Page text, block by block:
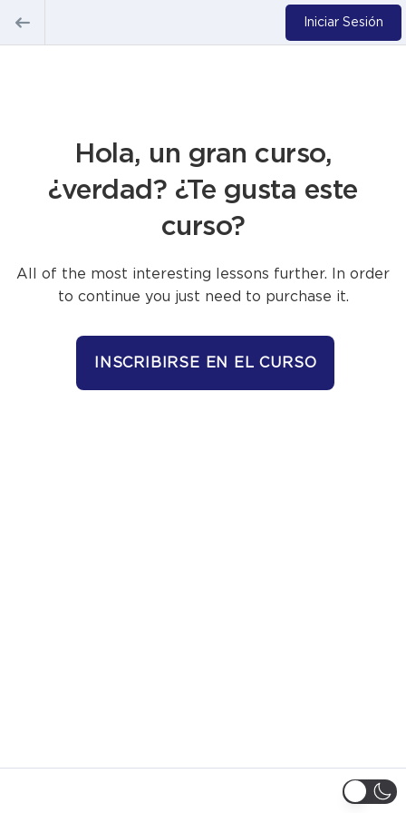
Iniciar Sesión
Hola, un gran curso,
¿verdad? ¿Te gusta este
curso?
All of the most interesting lessons further. In order
to continue you just need to purchase it.
INSCRIBIRSE EN EL CURSO